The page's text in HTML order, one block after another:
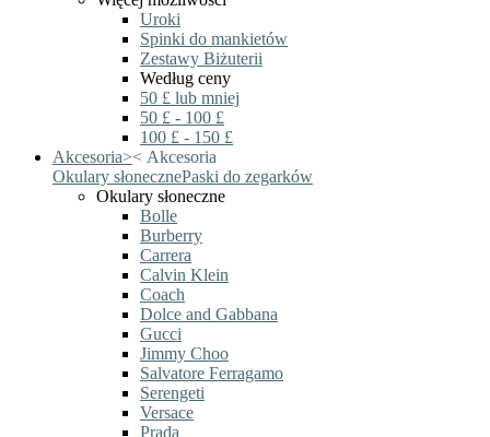
Uroki
Spinki do mankietów
Zestawy Biżuterii
Według ceny
50 £ lub mniej
50 £ - 100 £
100 £ - 150 £
Akcesoria>< Akcesoria
Okulary słonecznePaski do zegarków
Okulary słoneczne
Bolle
Burberry
Carrera
Calvin Klein
Coach
Dolce and Gabbana
Gucci
Jimmy Choo
Salvatore Ferragamo
Serengeti
Versace
Prada